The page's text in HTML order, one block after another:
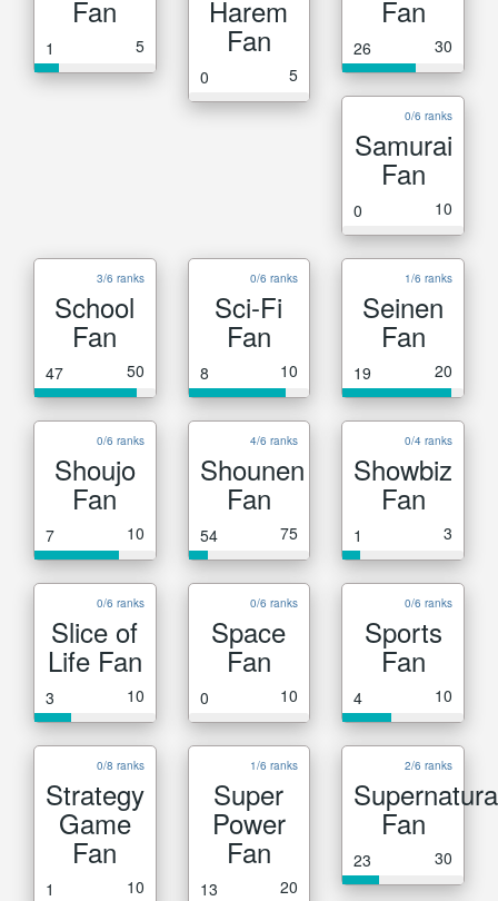
Fan
1 5
Harem
Fan
0 5
Fan
26 30
0/6 ranks
Samurai
Fan
0 10
3/6 ranks
School
Fan
47 50
0/6 ranks
Sci-Fi
Fan
8 10
1/6 ranks
Seinen
Fan
19 20
0/6 ranks
Shoujo
Fan
7 10
4/6 ranks
Shounen
Fan
54 75
0/4 ranks
Showbiz
Fan
1 3
0/6 ranks
Slice of
Life Fan
3 10
0/6 ranks
Space
Fan
0 10
0/6 ranks
Sports
Fan
4 10
0/8 ranks
Strategy
Game
Fan
1 10
1/6 ranks
Super
Power
Fan
13 20
2/6 ranks
Fan
23 30